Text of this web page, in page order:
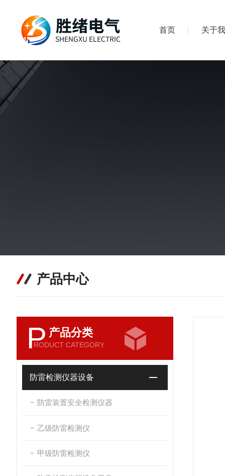
首页 关于
产品中心
P 产品分类
RODUCT CATEGORY
防雷检测仪器设备
防雷装置安全检测仪器
乙级防雷检测仪
甲级防雷检测仪